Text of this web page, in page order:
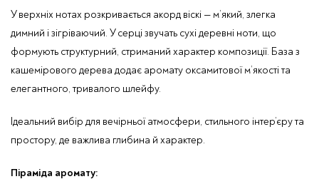
NOIR"
кількість
У верхніх нотах розкривається акорд віскі — м’який, злегка
димний і зігріваючий. У серці звучать сухі деревні ноти, що
формують структурний, стриманий характер композиції. База з
кашемірового дерева додає аромату оксамитової м’якості та
елегантного, тривалого шлейфу.
Ідеальний вибір для вечірньої атмосфери, стильного інтер’єру та
простору, де важлива глибина й характер.
Піраміда аромату: